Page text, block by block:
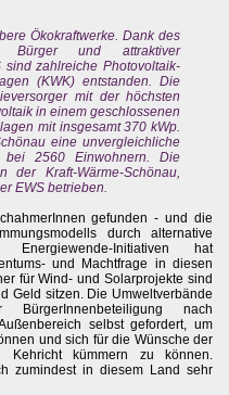
Ökokraftwerke. Dank des
Bürger und attraktiver
zahlreiche Photovoltaik-
(KWK) entstanden. Die
mit der höchsten
in einem geschlossenen
mit insgesamt 370 kWp.
eine unvergleichliche
2560 Einwohnern. Die
Kraft-Wärme-Schönau,
EWS betrieben.
gefunden - und die
durch alternative
Initiativen hat
und Machtfrage in diesen
für Wind- und Solarprojekte sind
Geld sitzen. Die Umweltverbände
nach
selbst gefordert, um
und sich für die Wünsche der
Kehricht kümmern zu können.
zumindest in diesem Land sehr